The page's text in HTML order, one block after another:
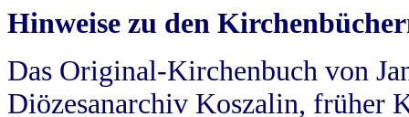
Hinweise zu den
Das Original-Kirchenbuch von
Diözesanarchiv Koszalin, früher